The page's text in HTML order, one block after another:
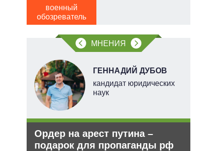
военный
обозреватель
МНЕНИЯ
ГЕННАДИЙ ДУБОВ
кандидат юридических
наук
Ордер на арест путина –
подарок для пропаганды рф